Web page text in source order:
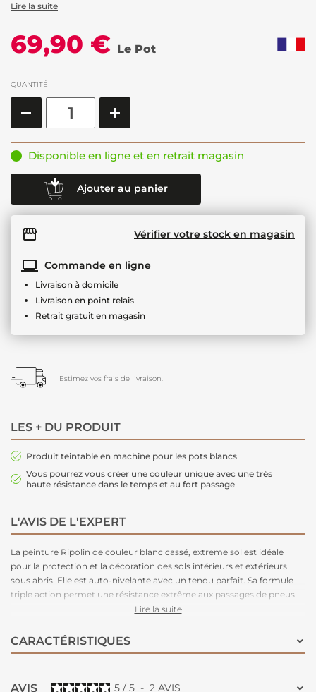
Lire la suite
69,90 € Le Pot
QUANTITÉ
Disponible en ligne et en retrait magasin
Ajouter au panier
Vérifier votre stock en magasin
Commande en ligne
Livraison à domicile
Livraison en point relais
Retrait gratuit en magasin
Estimez vos frais de livraison.
LES + DU PRODUIT
Produit teintable en machine pour les pots blancs
Vous pourrez vous créer une couleur unique avec une très
haute résistance dans le temps et au fort passage
L'AVIS DE L'EXPERT
La peinture Ripolin de couleur blanc cassé, extreme sol est idéale
pour la protection et la décoration des sols intérieurs et extérieurs
sous abris. Elle est auto-nivelante avec un tendu parfait. Sa formule
triple action permet une résistance extrême aux passages de pneus
chauds et humides, une résistance aux taches et une haute tenue aux
l'application.
Lire la suite
CARACTÉRISTIQUES
AVIS 5 / 5 - 2 AVIS